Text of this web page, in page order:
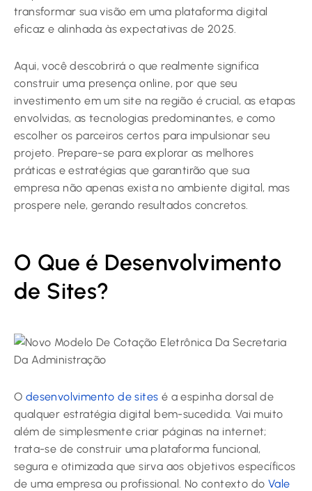
transformar sua visão em uma plataforma digital
eficaz e alinhada às expectativas de 2025.
Aqui, você descobrirá o que realmente significa
construir uma presença online, por que seu
investimento em um site na região é crucial, as etapas
envolvidas, as tecnologias predominantes, e como
escolher os parceiros certos para impulsionar seu
projeto. Prepare-se para explorar as melhores
práticas e estratégias que garantirão que sua
empresa não apenas exista no ambiente digital, mas
prospere nele, gerando resultados concretos.
O Que é Desenvolvimento
de Sites?
O desenvolvimento de sites é a espinha dorsal de
qualquer estratégia digital bem-sucedida. Vai muito
além de simplesmente criar páginas na internet;
trata-se de construir uma plataforma funcional,
segura e otimizada que sirva aos objetivos específicos
de uma empresa ou profissional. No contexto do Vale